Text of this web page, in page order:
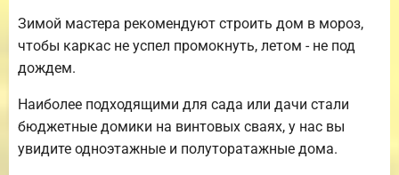
Зимой мастера рекомендуют строить дом в мороз,
чтобы каркас не успел промокнуть, летом - не под
дождем.
Наиболее подходящими для сада или дачи стали
бюджетные домики на винтовых сваях, у нас вы
увидите одноэтажные и полуторатажные дома.